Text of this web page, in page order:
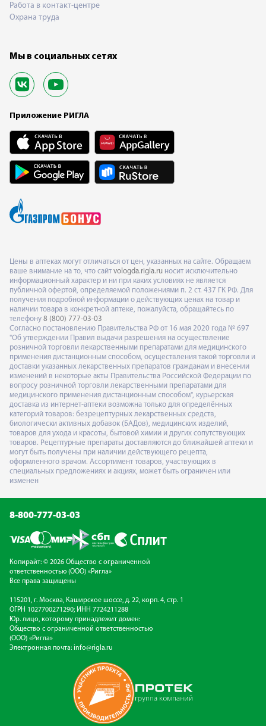
Работа в контакт-центре
Охрана труда
Мы в социальных сетях
Приложение РИГЛА
Цены в аптеках могут отличаться от цен, указанных на сайте. Обращаем
ваше внимание на то, что сайт vologda.rigla.ru носит исключительно
информационный характер и ни при каких условиях не является
публичной офертой, определяемой положениями п. 2 ст. 437 ГК РФ. Для
получения подробной информации о действующих ценах на товар и
наличии товара в конкретной аптеке, пожалуйста, обращайтесь по
телефону 8 (800) 777-03-03
Согласно постановлению Правительства РФ от 16 мая 2020 года № 697
"Об утверждении Правил выдачи разрешения на осуществление
розничной торговли лекарственными препаратами для медицинского
применения дистанционным способом, осуществления такой торговли и
доставки указанных лекарственных препаратов гражданам и внесении
изменений в некоторые акты Правительства Российской Федерации по
вопросу розничной торговли лекарственными препаратами для
медицинского применения дистанционным способом", курьерская
доставка из интернет-аптеки возможна только для определённых
категорий товаров: безрецептурных лекарственных средств,
биологически активных добавок (БАДов), медицинских изделий,
товаров для ухода и красоты, бытовой химии и других сопутствующих
товаров. Рецептурные препараты доставляются до ближайшей аптеки и
могут быть получены при наличии действующего рецепта,
оформленного врачом. Ассортимент товаров, участвующих в
специальных предложениях и акциях, может быть ограничен или
изменен
8-800-777-03-03
Копирайт: © 2026 Общество с ограниченной
ответственностью (ООО) «Ригла»
Все права защищены
115201, г. Москва, Каширское шоссе, д. 22, корп. 4, стр. 1
ОГРН 1027700271290; ИНН 7724211288
Юр. лицо, которому принадлежит домен:
Общество с ограниченной ответственностью
(ООО) «Ригла»
Электронная почта: info@rigla.ru